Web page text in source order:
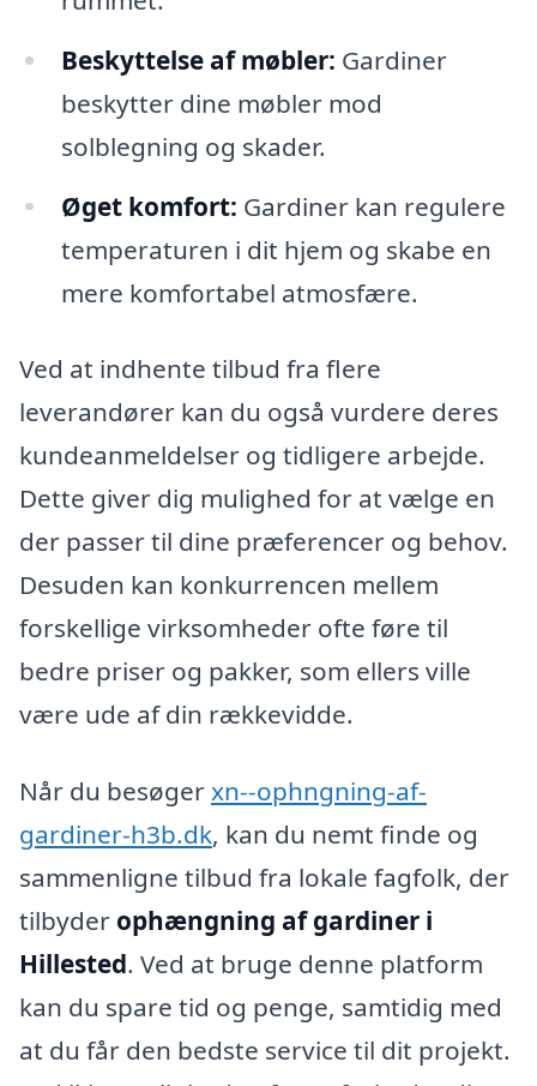
Beskyttelse af møbler: Gardiner
beskytter dine møbler mod
solblegning og skader.
Øget komfort: Gardiner kan regulere
temperaturen i dit hjem og skabe en
mere komfortabel atmosfære.
Ved at indhente tilbud fra flere
leverandører kan du også vurdere deres
kundeanmeldelser og tidligere arbejde.
Dette giver dig mulighed for at vælge en
der passer til dine præferencer og behov.
Desuden kan konkurrencen mellem
forskellige virksomheder ofte føre til
bedre priser og pakker, som ellers ville
være ude af din rækkevidde.
Når du besøgerxn--ophngning-af-
gardiner-h3b.dk, kan du nemt finde og
sammenligne tilbud fra lokale fagfolk, der
tilbyder ophængning af gardiner i
Hillested. Ved at bruge denne platform
kan du spare tid og penge, samtidig med
at du får den bedste service til dit projekt.